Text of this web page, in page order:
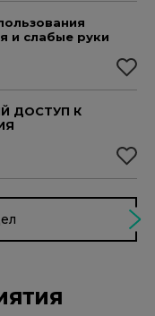
и слабые руки
ДОСТУП К